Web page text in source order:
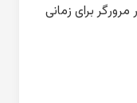
برای زمانی